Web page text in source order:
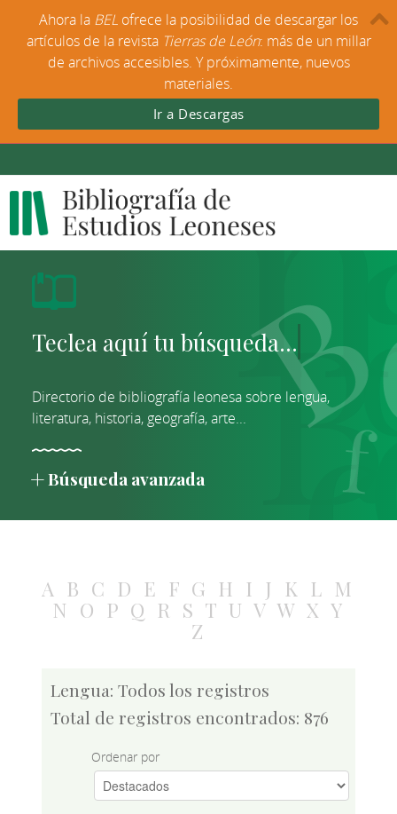
Directorio de bibliografía leonesa sobre lengua,
literatura, historia, geografía, arte...
Búsqueda avanzada
A B C D E F G H I J K L M
N O P Q R S T U V W X Y
Z
Lengua: Todos los registros
Total de registros encontrados: 876
Ordenar por
Ahora la BEL ofrece la posibilidad de descargar los
artículos de la revista Tierras de León: más de un millar
de archivos accesibles. Y próximamente, nuevos
materiales.
Ir a Descargas